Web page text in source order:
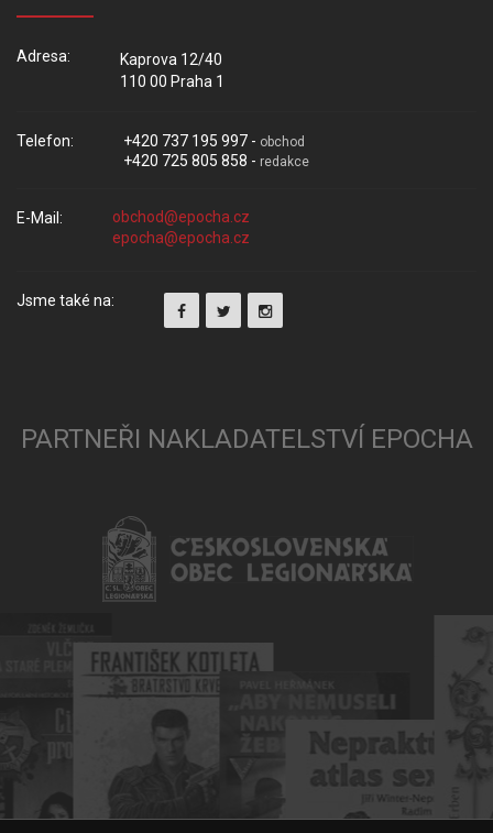
Adresa:
Kaprova 12/40
110 00 Praha 1
Telefon: +420 737 195 997 - obchod
+420 725 805 858 - redakce
E-Mail:
Jsme také na:
PARTNEŘI NAKLADATELSTVÍ EPOCHA